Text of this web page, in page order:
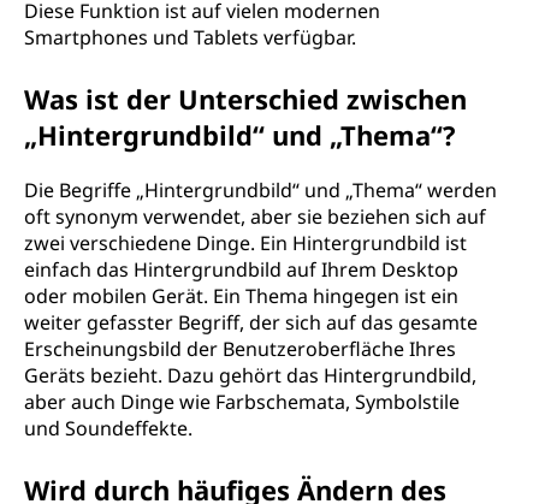
Diese Funktion ist auf vielen modernen
Smartphones und Tablets verfügbar.
Was ist der Unterschied zwischen
„Hintergrundbild“ und „Thema“?
Die Begriffe „Hintergrundbild“ und „Thema“ werden
oft synonym verwendet, aber sie beziehen sich auf
zwei verschiedene Dinge. Ein Hintergrundbild ist
einfach das Hintergrundbild auf Ihrem Desktop
oder mobilen Gerät. Ein Thema hingegen ist ein
weiter gefasster Begriff, der sich auf das gesamte
Erscheinungsbild der Benutzeroberfläche Ihres
Geräts bezieht. Dazu gehört das Hintergrundbild,
aber auch Dinge wie Farbschemata, Symbolstile
und Soundeffekte.
Wird durch häufiges Ändern des